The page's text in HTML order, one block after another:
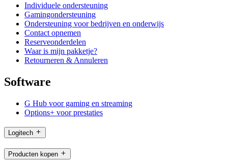
Individuele ondersteuning
Gamingondersteuning
Ondersteuning voor bedrijven en onderwijs
Contact opnemen
Reserveonderdelen
Waar is mijn pakketje?
Retourneren & Annuleren
Software
G Hub voor gaming en streaming
Options+ voor prestaties
Logitech
Producten kopen